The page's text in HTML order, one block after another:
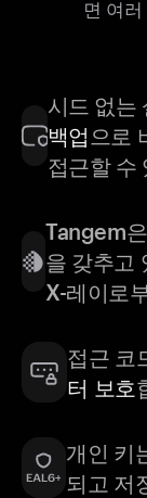
면 여
시드 없는
백업 으로
접근할 수
Tangem은
을 갖추고
X-레이로
접근 코
터 보호
개인 키
되고 저